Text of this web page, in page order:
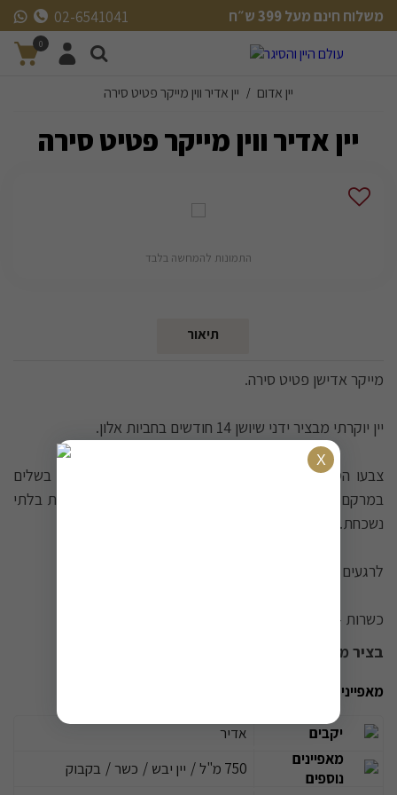
משלוח חינם מעל 399 ש״ח
משלוח חינם מעל 399 ש״ח
02-6541041
0
יין אדום / יין אדיר ווין מייקר פטיט סירה
יין אדיר ווין מייקר פטיט סירה
התמונות להמחשה בלבד
תיאור
מייקר אדישן פטיט סירה.
יין יוקרתי מבציר ידני שיושן 14 חודשים בחביות אלון.
צבעו הסגול-שחור העמוק חושף טעמי פירות יער שחורים בשלים
במרקם קטיפתי ופירותי שישדרג כל ארוחה לחוויה קולינרית בלתי
נשכחת.
לרגעים מיוחדים, בחרו ביין מיוחד.
כשרות - בד''ץ בית יוסף / הרב מרדכי אונגאר.
בציר משתנה בכל מוצר יין
מאפיינים נוספים
יקבים
אדיר
מאפיינים
נוספים
750 מ"ל / יין יבש / כשר / בקבוק